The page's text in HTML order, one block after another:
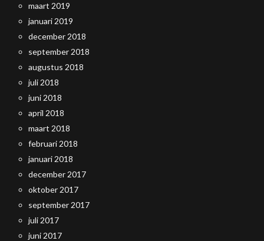
maart 2019
januari 2019
december 2018
september 2018
augustus 2018
juli 2018
juni 2018
april 2018
maart 2018
februari 2018
januari 2018
december 2017
oktober 2017
september 2017
juli 2017
juni 2017